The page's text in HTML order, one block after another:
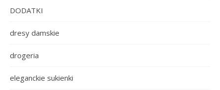
DODATKI
dresy damskie
drogeria
eleganckie sukienki